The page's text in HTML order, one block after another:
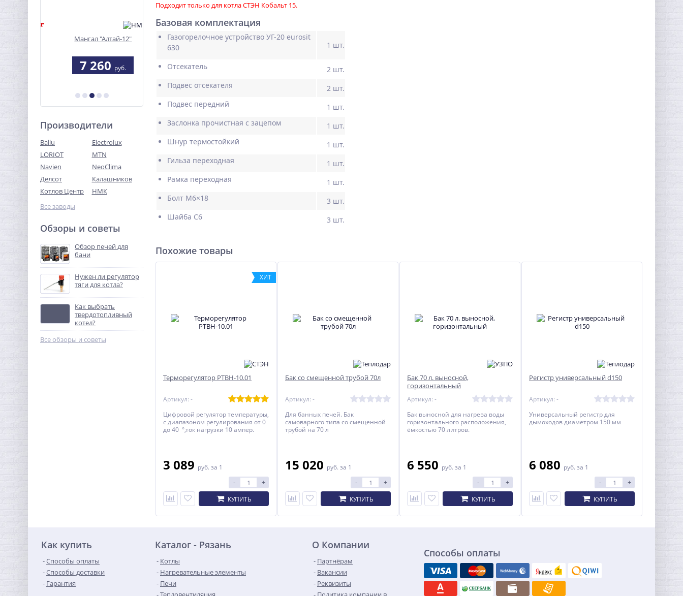
Мангал "Алтай-12"
7 260руб.
Печь для дома Сибирь
34 830
Электрокаменка ЭКМ-12
Производители
Ballu
Electrolux
LORIOT
MTN
Navien
NeoClima
Делсот
Калашников
Котлов Центр
НМК
Все заводы
Обзоры и советы
Обзор печей для
бани
Нужен ли регулятор
тяги для котла?
Как выбрать
твердотопливный
котел?
Все обзоры и советы
Подходит только для котла СТЭН Кобальт 15.
Базовая комплектация
Газогорелочное устройство УГ-20 eurosit
630
1 шт.
Отсекатель
2 шт.
Подвес отсекателя
2 шт.
Подвес передний
1 шт.
Заслонка прочистная с зацепом
1 шт.
Шнур термостойкий
1 шт.
Гильза переходная
1 шт.
Рамка переходная
1 шт.
Болт М6×18
3 шт.
Шайба С6
3 шт.
Похожие товары
ХИТ
Терморегулятор РТВН-10.01
Артикул: -
Цифровой регулятор температуры,
с диапазоном регулирования от 0
до 40 °,ток нагрузки 10 ампер.
3 089 руб. за 1
- +
КУПИТЬ
Бак со смещенной трубой 70л
Артикул: -
Для банных печей. Бак
самоварного типа со смещенной
трубой на 70 л
15 020 руб. за 1
- +
КУПИТЬ
Бак 70 л. выносной,
горизонтальный
Артикул: -
Бак выносной для нагрева воды
горизонтального расположения,
ёмкостью 70 литров.
6 550 руб. за 1
- +
КУПИТЬ
Регистр универсальный d150
Артикул: -
Универсальный регистр для
дымоходов диаметром 150 мм
6 080 руб. за 1
- +
КУПИТЬ
Как купить
Способы оплаты
Способы доставки
Гарантия
Каталог - Рязань
Котлы
Нагревательные элементы
Печи
О Компании
Партнёрам
Вакансии
Реквизиты
Способы оплаты